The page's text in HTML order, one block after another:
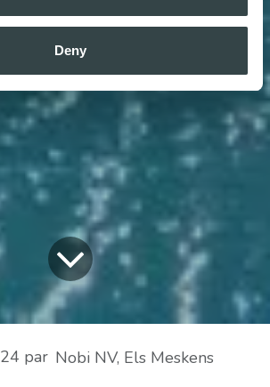
Deny
par Nobi NV, Els Meskens